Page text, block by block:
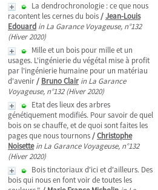
La dendrochronologie : ce que nous
racontent les cernes du bois/Jean-Louis
Edouard in La Garance Voyageuse, n°132
(Hiver 2020)
Mille et un bois pour mille et un
usages. L'ingénierie du végétal mise à profit
par l'ingénierie humaine pour un matériau
d'avenir/ Bruno Clair in La Garance
Voyageuse, n°132 (Hiver 2020)
Etat des lieux des arbres
génétiquement modifiés. Pour savoir de quel
bois on se chauffe, et de quoi sont faites les
pages que nous tournons/Christophe
Noisette in La Garance Voyageuse, n°132
(Hiver 2020)
Bois tinctoriaux d'ici et d'ailleurs. Des
bois qui nous en font voir de toutes les